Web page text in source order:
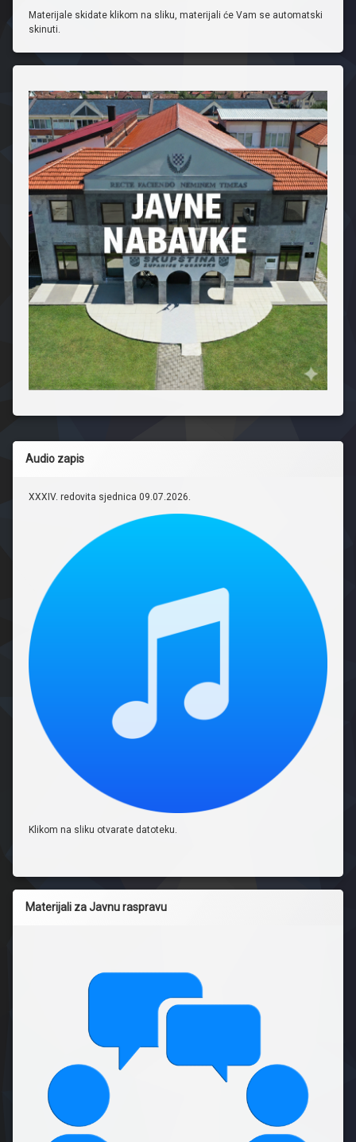
Materijale skidate klikom na sliku, materijali će Vam se automatski
skinuti.
Audio zapis
XXXIV. redovita sjednica 09.07.2026.
Klikom na sliku otvarate datoteku.
Materijali za Javnu raspravu